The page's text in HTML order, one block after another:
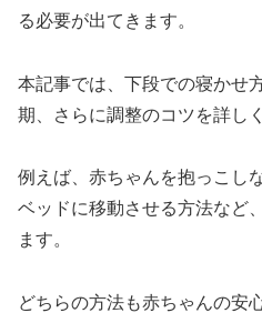
る必要が出てきます。
本記事では、下段での寝かせ
期、さらに調整のコツを詳し
例えば、赤ちゃんを抱っこし
ベッドに移動させる方法など
ます。
どちらの方法も赤ちゃんの安